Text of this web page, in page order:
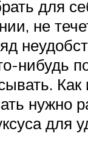
для
не
нибудь
Как
нужно
для